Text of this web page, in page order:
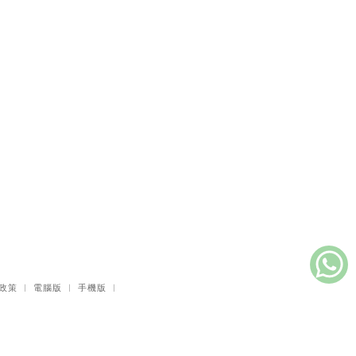
策 ｜ 電腦版 ｜ 手機版 ｜